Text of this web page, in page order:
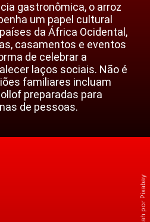
gastronômica, o arroz
um papel cultural
da África Ocidental,
casamentos e eventos
de celebrar a
laços sociais. Não é
familiares incluam
preparadas para
de pessoas.